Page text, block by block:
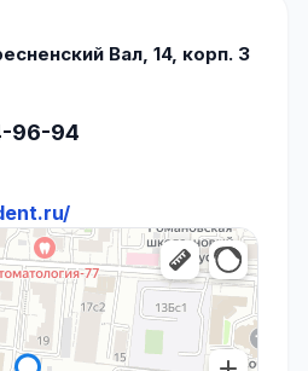
Вал, 14, корп. 3
96-94